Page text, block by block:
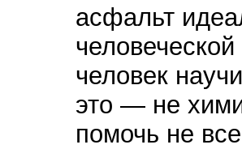
асфальт
человек
это — не
помочь не